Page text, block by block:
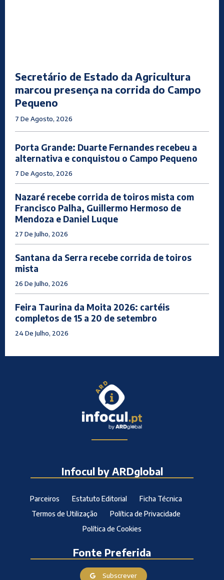
Secretário de Estado da Agricultura
marcou presença na corrida do Campo
Pequeno
7 De Agosto, 2026
Porta Grande: Duarte Fernandes recebeu a
alternativa e conquistou o Campo Pequeno
7 De Agosto, 2026
Nazaré recebe corrida de toiros mista com
Francisco Palha, Guillermo Hermoso de
Mendoza e Daniel Luque
27 De Julho, 2026
Santana da Serra recebe corrida de toiros
mista
26 De Julho, 2026
Feira Taurina da Moita 2026: cartéis
completos de 15 a 20 de setembro
24 De Julho, 2026
Infocul by ARDglobal
Parceiros Estatuto Editorial
Ficha Técnica
Termos de Utilização
Política de Privacidade
Política de Cookies
Fonte Preferida
Subscrever